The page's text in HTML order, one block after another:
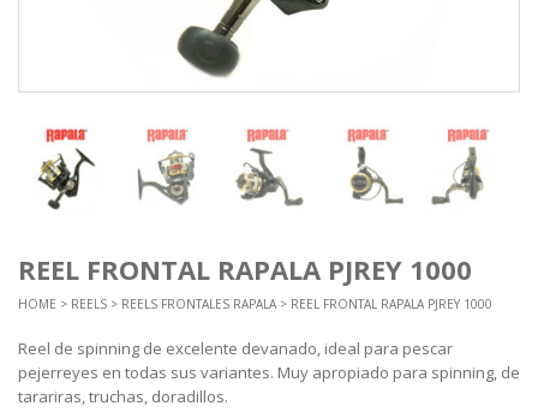
REEL FRONTAL RAPALA PJREY 1000
HOME > REELS > REELS FRONTALES RAPALA > REEL FRONTAL RAPALA PJREY 1000
Reel de spinning de excelente devanado, ideal para pescar
pejerreyes en todas sus variantes. Muy apropiado para spinning, de
tarariras, truchas, doradillos.